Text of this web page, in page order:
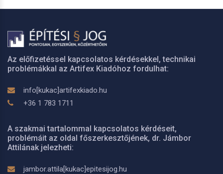
Az előfizetéssel kapcsolatos kérdésekkel, technikai
problémákkal az Artifex Kiadóhoz fordulhat:
info[kukac]artifexkiado.hu
+36 1 783 1711
A szakmai tartalommal kapcsolatos kérdéseit,
problémáit az oldal főszerkesztőjének, dr. Jámbor
Attilának jelezheti:
jambor.attila[kukac]epitesijog.hu